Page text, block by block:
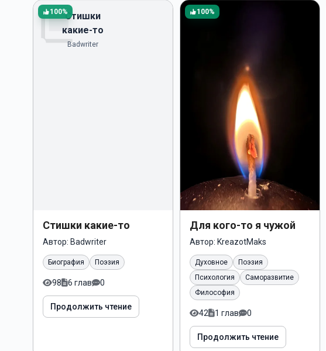
Стишки
какие-то
Badwriter
Без обложки
100%
Стишки какие-то
Автор: Badwriter
Биография Поэзия
98 6 глав 0
Продолжить чтение
100%
Для кого-то я чужой
Автор: KreazotMaks
Духовное
Поэзия
Психология
Саморазвитие
Философия
42 1 глав 0
Продолжить чтение